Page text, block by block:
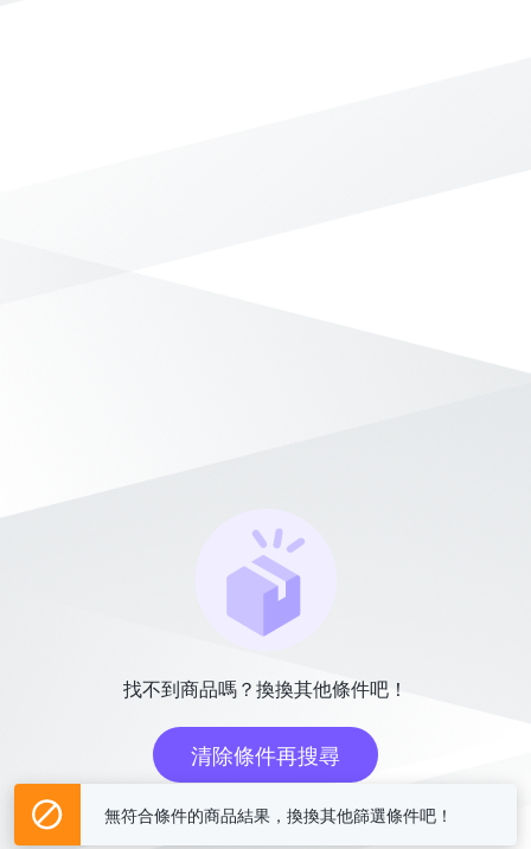
找不到商品嗎？換換其他條件吧！
清除條件再搜尋
或
無符合條件的商品結果，換換其他篩選條件吧！